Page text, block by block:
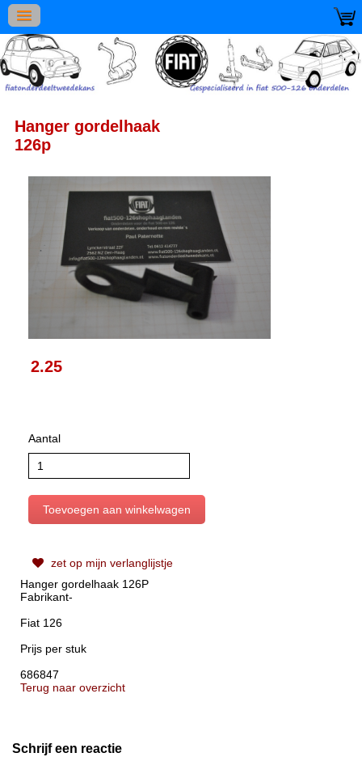
Hanger gordelhaak
126p
2.25
Aantal
zet op mijn verlanglijstje
Hanger gordelhaak 126P
Fabrikant-
Fiat 126
Prijs per stuk
686847
Terug naar overzicht
Schrijf een reactie